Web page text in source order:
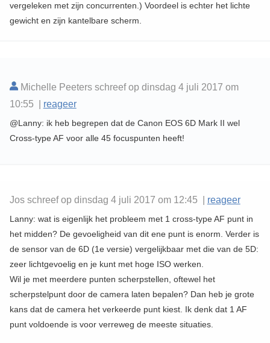
vergeleken met zijn concurrenten.) Voordeel is echter het lichte
gewicht en zijn kantelbare scherm.
Michelle Peeters schreef op dinsdag 4 juli 2017 om
10:55 | reageer
@Lanny: ik heb begrepen dat de Canon EOS 6D Mark II wel
Cross-type AF voor alle 45 focuspunten heeft!
Jos schreef op dinsdag 4 juli 2017 om 12:45 | reageer
Lanny: wat is eigenlijk het probleem met 1 cross-type AF punt in
het midden? De gevoeligheid van dit ene punt is enorm. Verder is
de sensor van de 6D (1e versie) vergelijkbaar met die van de 5D:
zeer lichtgevoelig en je kunt met hoge ISO werken.
Wil je met meerdere punten scherpstellen, oftewel het
scherpstelpunt door de camera laten bepalen? Dan heb je grote
kans dat de camera het verkeerde punt kiest. Ik denk dat 1 AF
punt voldoende is voor verreweg de meeste situaties.